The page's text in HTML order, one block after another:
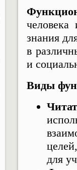
человека
знания
в
и
Виды
для